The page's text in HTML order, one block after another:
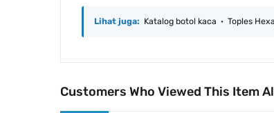
Lihat juga: Katalog botol kaca ·Toples
Customers Who Viewed This Item